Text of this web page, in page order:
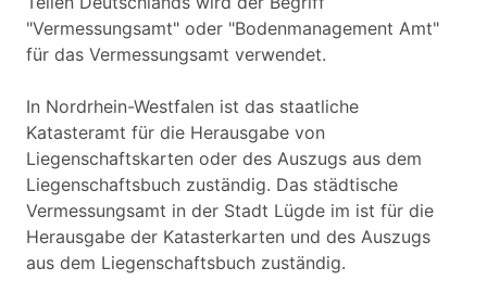
"Vermessungsamt" oder "Bodenmanagement Amt"
für das Vermessungsamt verwendet.
In Nordrhein-Westfalen ist das staatliche
Katasteramt für die Herausgabe von
Liegenschaftskarten oder des Auszugs aus dem
Liegenschaftsbuch zuständig. Das städtische
Vermessungsamt in der Stadt Lügde im ist für die
Herausgabe der Katasterkarten und des Auszugs
aus dem Liegenschaftsbuch zuständig.